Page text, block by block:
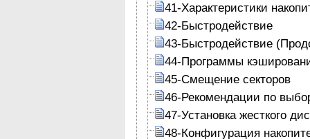
41-Характеристики
42-Быстродействие
43-Быстродействие
44-Программы
45-Смещение секторов
46-Рекомендации по
47-Установка жесткого
48-Конфигурация